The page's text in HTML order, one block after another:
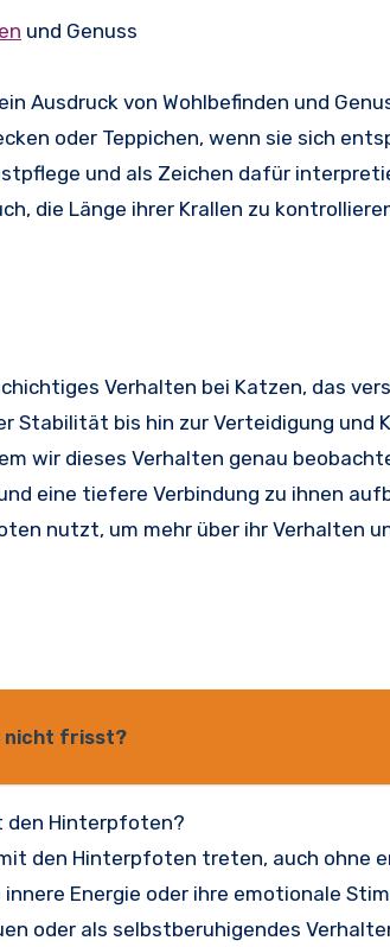
und Genuss
Ausdruck von Wohlbefinden und
oder Teppichen, wenn sie sich
und als Zeichen dafür
die Länge ihrer Krallen zu
Verhalten bei Katzen, das
Stabilität bis hin zur Verteidigung und
wir dieses Verhalten genau
eine tiefere Verbindung zu ihnen
nutzt, um mehr über ihr Verhalten
nicht frisst?
den Hinterpfoten?
den Hinterpfoten treten, auch ohne
Energie oder ihre emotionale
oder als selbstberuhigendes